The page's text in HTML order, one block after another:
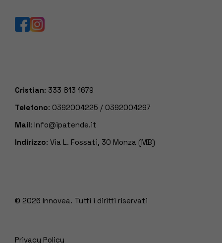
Cristian: 333 813 1679
Telefono: 0392004225 / 0392004297
Mail: Info@ipatende.it
Indirizzo: Via L. Fossati, 30 Monza (MB)
© 2026 Innovea. Tutti i diritti riservati
Privacy Policy